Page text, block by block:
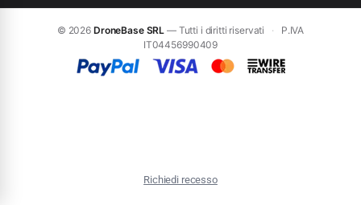
© 2026 DroneBase SRL — Tutti i diritti riservati ·
P.IVA
IT04456990409
Richiedi recesso